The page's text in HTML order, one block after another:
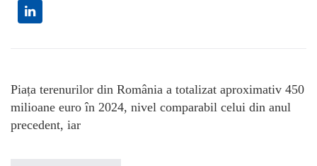
Piața terenurilor din România a totalizat aproximativ 450
milioane euro în 2024, nivel comparabil celui din anul
precedent, iar